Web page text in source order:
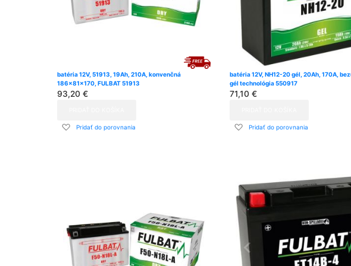
batéria 12V, 51913, 19Ah, 210A, konvenčná
186x81x170, FULBAT 51913
93,20 €
Pridať
Pridať do porovnania
batéria 12V, NH12-20 gél, 20Ah, 170A,
gél technológia 550917
71,10 €
Pridať
Pridať do porovnania